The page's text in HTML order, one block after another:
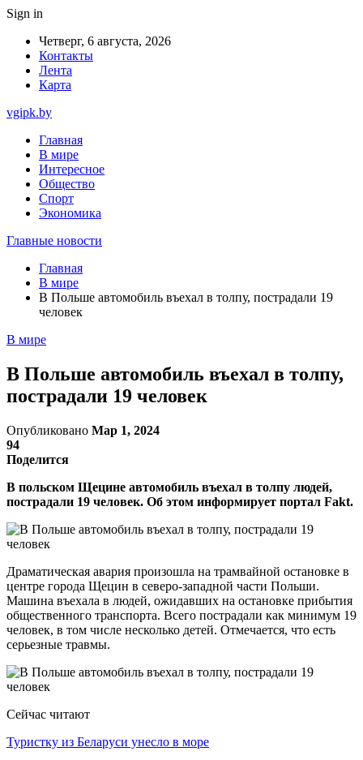
Sign in
Четверг, 6 августа, 2026
Контакты
Лента
Карта
vgipk.by
Главная
В мире
Интересное
Общество
Спорт
Экономика
Главные новости
Главная
В мире
В Польше автомобиль въехал в толпу, пострадали 19
человек
В мире
В Польше автомобиль въехал в толпу,
пострадали 19 человек
Опубликовано Мар 1, 2024
94
Поделится
В польском Щецине автомобиль въехал в толпу людей,
пострадали 19 человек. Об этом информирует портал Fakt.
Драматическая авария произошла на трамвайной остановке в
центре города Щецин в северо-западной части Польши.
Машина въехала в людей, ожидавших на остановке прибытия
общественного транспорта. Всего пострадали как минимум 19
человек, в том числе несколько детей. Отмечается, что есть
серьезные травмы.
Сейчас читают
Туристку из Беларуси унесло в море